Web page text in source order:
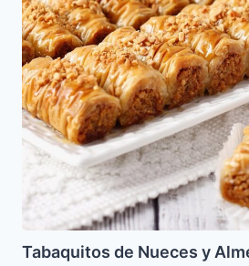
Tabaquitos de Nueces y